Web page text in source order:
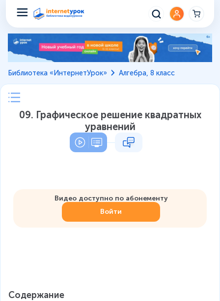
Библиотека «ИнтернетУрок» Алгебра, 8 класс
09. Графическое решение квадратных
уравнений
Видео доступно по абонементу
Войти
Содержание